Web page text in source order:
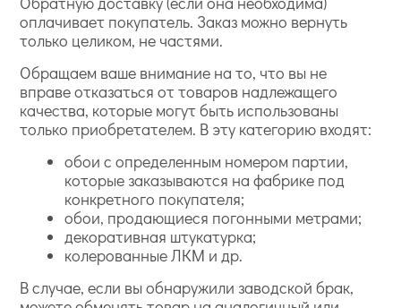
оплачивает покупатель. Заказ можно вернуть
только целиком, не частями.
Обращаем ваше внимание на то, что вы не
вправе отказаться от товаров надлежащего
качества, которые могут быть использованы
только приобретателем. В эту категорию входят:
обои с определенным номером партии,
которые заказываются на фабрике под
конкретного покупателя;
обои, продающиеся погонными метрами;
декоративная штукатурка;
колерованные ЛКМ и др.
В случае, если вы обнаружили заводской брак,